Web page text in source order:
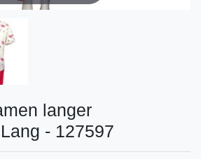
langer
- 127597